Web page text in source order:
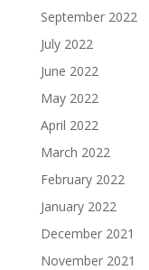
September 2022
July 2022
June 2022
May 2022
April 2022
March 2022
February 2022
January 2022
December 2021
November 2021